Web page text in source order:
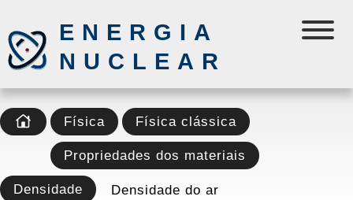
ENERGIA
NUCLEAR
Física Física clássica
Propriedades dos materiais
Densidade Densidade do ar